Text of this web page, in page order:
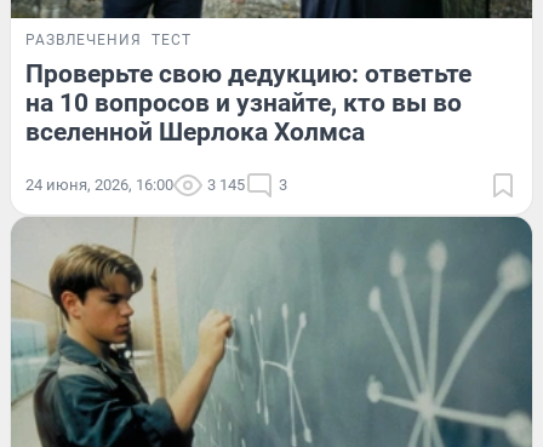
РАЗВЛЕЧЕНИЯ ТЕСТ
Проверьте свою дедукцию: ответьте
на 10 вопросов и узнайте, кто вы во
вселенной Шерлока Холмса
24 июня, 2026, 16:00 3 145 3